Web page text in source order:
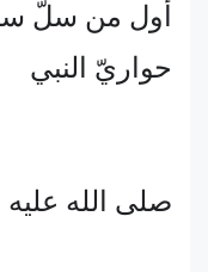
أول من سلّ
حواريّ النبي
صلى الله